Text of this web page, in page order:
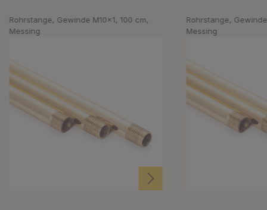
Rohrstange, Gewinde M10x1, 100 cm,
Messing
Rohrstange,
Messing